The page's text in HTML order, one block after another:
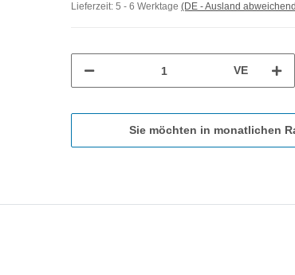
Lieferzeit: 5 - 6 Werktage (DE - Ausland
VE
Sie möchten in monatlichen